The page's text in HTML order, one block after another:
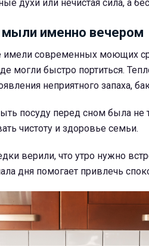
духи или нечистая сила, а
мыли именно вечером
современных моющих
могли быстро портиться.
неприятного запаха,
посуду перед сном была не
чистоту и здоровье семьи.
верили, что утро нужно
дня помогает привлечь